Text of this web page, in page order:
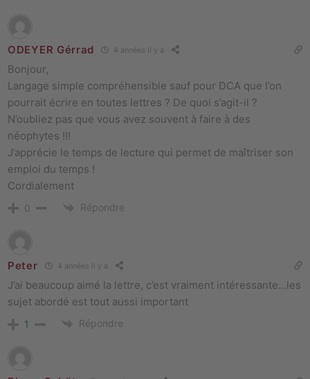
ODEYER Gérrad 4 années il y a
Bonjour,
Langage simple compréhensible sauf pour DCA que l’on
pourrait écrire en toutes lettres ? De quoi s’agit-il ?
N’oubliez pas que vous avez souvent à faire à des
néophytes !!!
J’apprécie le temps de lecture qui permet de maîtriser son
emploi du temps !
Cordialement
0 Répondre
Peter 4 années il y a
J’ai beaucoup aimé la lettre, c’est vraiment intéressante…les
sujet abordé est tout aussi important
1 Répondre